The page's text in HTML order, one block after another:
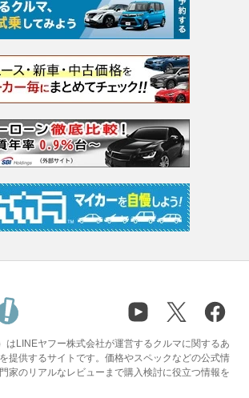
はLINEヤフー株式会社が運営するクルマに関するあ
提供するサイトです。価格やスペックなどの公式情
家のリアルなレビューまで購入検討に役立つ情報を